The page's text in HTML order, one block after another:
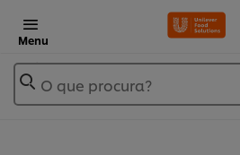
Menu
O que procura?